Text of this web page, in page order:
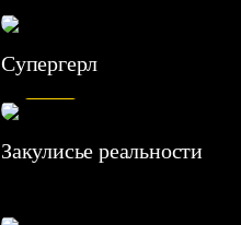
Супергерл
7.1
Закулисье реальности